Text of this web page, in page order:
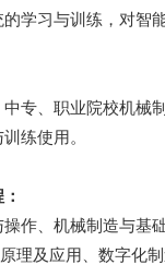
学习与训练，对智
专、职业院校机械
练使用。
作、机械制造与基
理及应用、数字化